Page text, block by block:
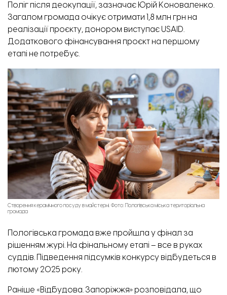
Поліг після деокупації, зазначає Юрій Коноваленко.
Загалом громада очікує отримати 1,8 млн грн на
реалізації проєкту, донором виступає USAID.
Додаткового фінансування проєкт на першому
етапі не потребує.
Створення керамічного посуду в майстерні. Фото: Пологівська міська територіальна
громада
Пологівська громада вже пройшла у фінал за
рішенням журі. На фінальному етапі – все в руках
суддів. Підведення підсумків конкурсу відбудеться в
лютому 2025 року.
Раніше «Відбудова. Запоріжжя» розповідала, що